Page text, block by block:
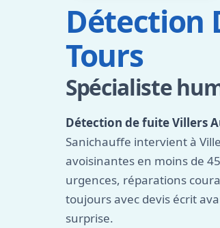
Détection
Tours
Spécialiste
Détection de fuite Villers
Sanichauffe intervient à
avoisinantes en moins de
urgences, réparations
toujours avec devis écrit
surprise.